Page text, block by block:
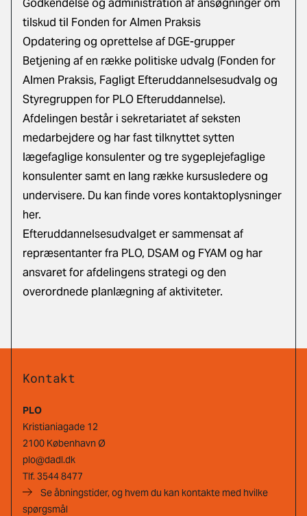
Godkendelse og administration af ansøgninger om
tilskud til Fonden for Almen Praksis
Opdatering og oprettelse af DGE-grupper
Betjening af en række politiske udvalg (Fonden for
Almen Praksis, Fagligt Efteruddannelsesudvalg og
Styregruppen for PLO Efteruddannelse).
Afdelingen består i sekretariatet af seksten
medarbejdere og har fast tilknyttet sytten
lægefaglige konsulenter og tre sygeplejefaglige
konsulenter samt en lang række kursusledere og
undervisere. Du kan finde vores kontaktoplysninger
her.
Efteruddannelsesudvalget er sammensat af
repræsentanter fra PLO, DSAM og FYAM og har
ansvaret for afdelingens strategi og den
overordnede planlægning af aktiviteter.
Kontakt
PLO
Kristianiagade 12
2100 København Ø
plo@dadl.dk
Tlf.3544 8477
Se åbningstider, og hvem du kan kontakte med hvilke
spørgsmål